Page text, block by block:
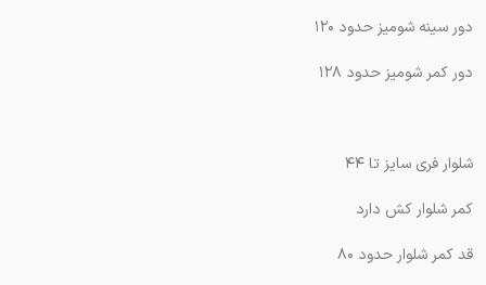
دور سینه شومیز حدود ۱۲۰
دور کمر شومیز حدود ۱۲۸
شلوار فری سایز تا ۴۴
کمر شلوار کش دارد
قد کمر شلوار حدود ۸۰